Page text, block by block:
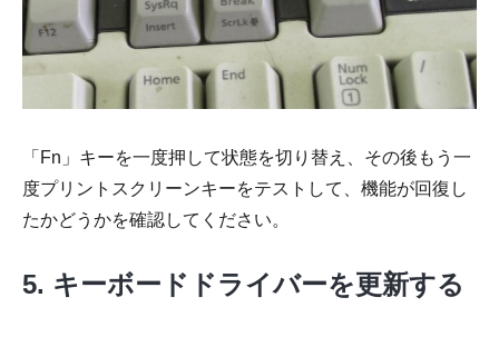
「Fn」キーを一度押して状態を切り替え、その後もう一
度プリントスクリーンキーをテストして、機能が回復し
たかどうかを確認してください。
5. キーボードドライバーを更新する